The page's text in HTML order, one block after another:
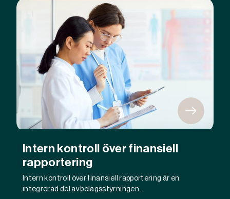
Intern kontroll över finansiell
rapportering
Intern kontroll över finansiell rapportering är en
integrerad del av bolagsstyrningen.